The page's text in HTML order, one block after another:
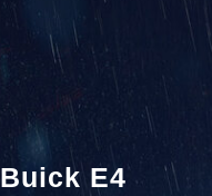
Buick E4